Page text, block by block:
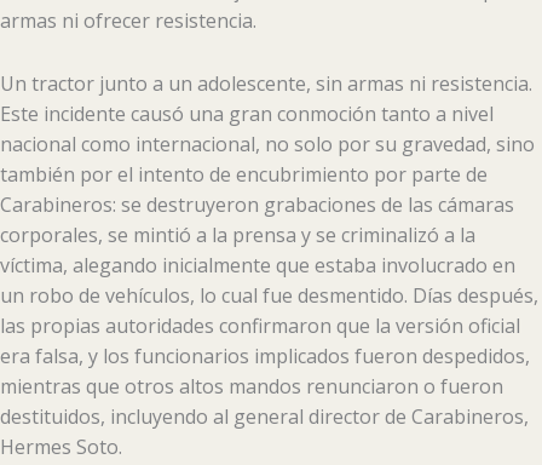
armas ni ofrecer resistencia.
Un tractor junto a un adolescente, sin armas ni resistencia.
Este incidente causó una gran conmoción tanto a nivel
nacional como internacional, no solo por su gravedad, sino
también por el intento de encubrimiento por parte de
Carabineros: se destruyeron grabaciones de las cámaras
corporales, se mintió a la prensa y se criminalizó a la
víctima, alegando inicialmente que estaba involucrado en
un robo de vehículos, lo cual fue desmentido. Días después,
las propias autoridades confirmaron que la versión oficial
era falsa, y los funcionarios implicados fueron despedidos,
mientras que otros altos mandos renunciaron o fueron
destituidos, incluyendo al general director de Carabineros,
Hermes Soto.